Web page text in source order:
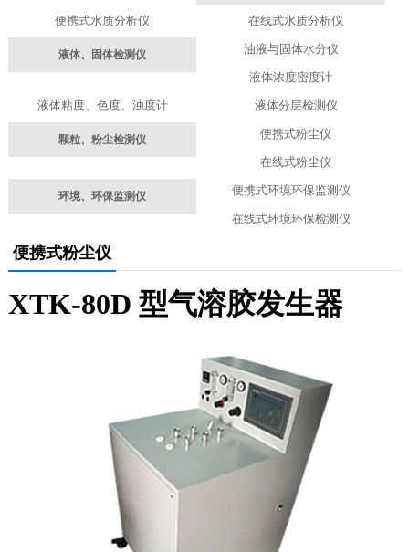
便携式水质分析仪 在线式水质分析仪
液体、固体检测仪 油液与固体水分仪
液体浓度密度计
液体粘度、色度、浊度计 液体分层检测仪
颗粒、粉尘检测仪 便携式粉尘仪
在线式粉尘仪
环境、环保监测仪 便携式环境环保监测仪
在线式环境环保检测仪
便携式粉尘仪
XTK-80D 型气溶胶发生器